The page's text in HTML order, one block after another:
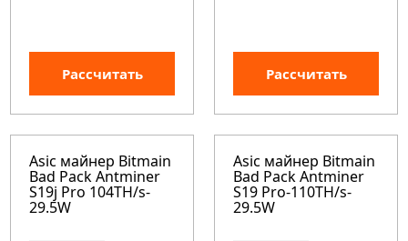
Рассчитать Рассчитать
Asic майнер Bitmain
Bad Pack Antminer
S19j Pro 104TH/s-
29.5W
Asic майнер Bitmain
Bad Pack Antminer
S19 Pro-110TH/s-
29.5W